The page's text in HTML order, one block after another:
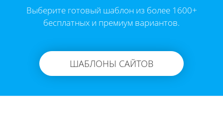
Выберите готовый шаблон из более 1600+
бесплатных и премиум вариантов.
ШАБЛОНЫ САЙТОВ